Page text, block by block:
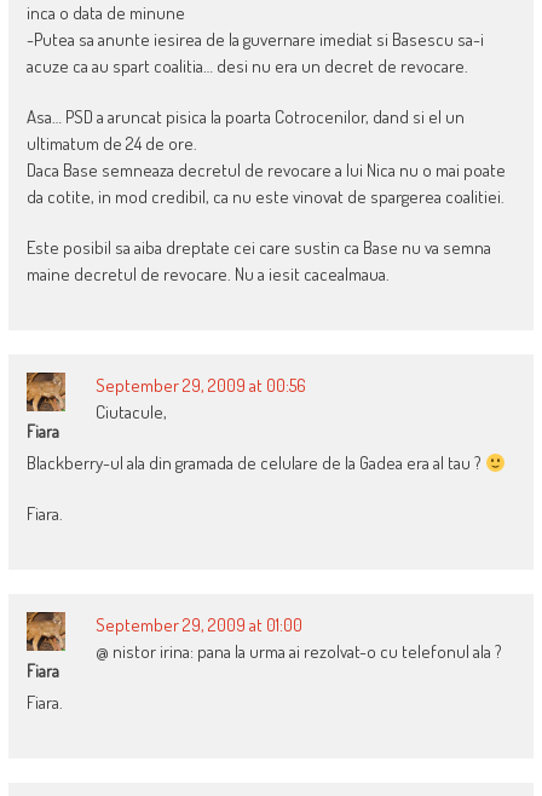
inca o data de minune
-Putea sa anunte iesirea de la guvernare imediat si Basescu sa-i
acuze ca au spart coalitia… desi nu era un decret de revocare.
Asa… PSD a aruncat pisica la poarta Cotrocenilor, dand si el un
ultimatum de 24 de ore.
Daca Base semneaza decretul de revocare a lui Nica nu o mai poate
da cotite, in mod credibil, ca nu este vinovat de spargerea coalitiei.
Este posibil sa aiba dreptate cei care sustin ca Base nu va semna
maine decretul de revocare. Nu a iesit cacealmaua.
Fiara
September 29, 2009 at 00:56
Ciutacule,
Blackberry-ul ala din gramada de celulare de la Gadea era al tau ?
Fiara.
Fiara
September 29, 2009 at 01:00
@ nistor irina: pana la urma ai rezolvat-o cu telefonul ala ?
Fiara.